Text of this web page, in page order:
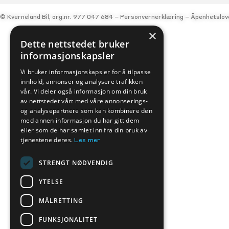
© Kverneland Bil, org.nr. 977 047 684 – Personvernerklæring –
×
Dette nettstedet bruker
informasjonskapsler
Vi bruker informasjonskapsler for å tilpasse
innhold, annonser og analysere trafikken
vår. Vi deler også informasjon om din bruk
av nettstedet vårt med våre annonserings-
og analysepartnere som kan kombinere den
med annen informasjon du har gitt dem
eller som de har samlet inn fra din bruk av
tjenestene deres.Les mer
STRENGT NØDVENDIG
YTELSE
MÅLRETTING
FUNKSJONALITET